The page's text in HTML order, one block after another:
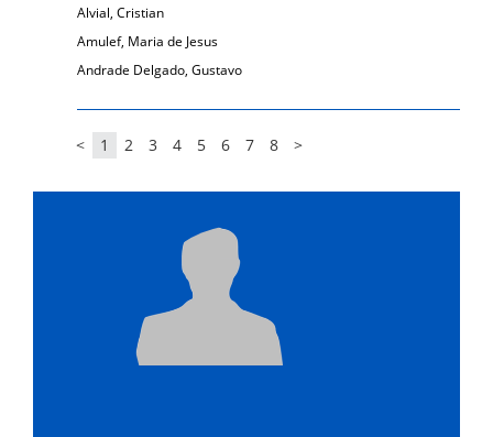
Alvial, Cristian
Amulef, Maria de Jesus
Andrade Delgado, Gustavo
< 1 2 3 4 5 6 7 8 >